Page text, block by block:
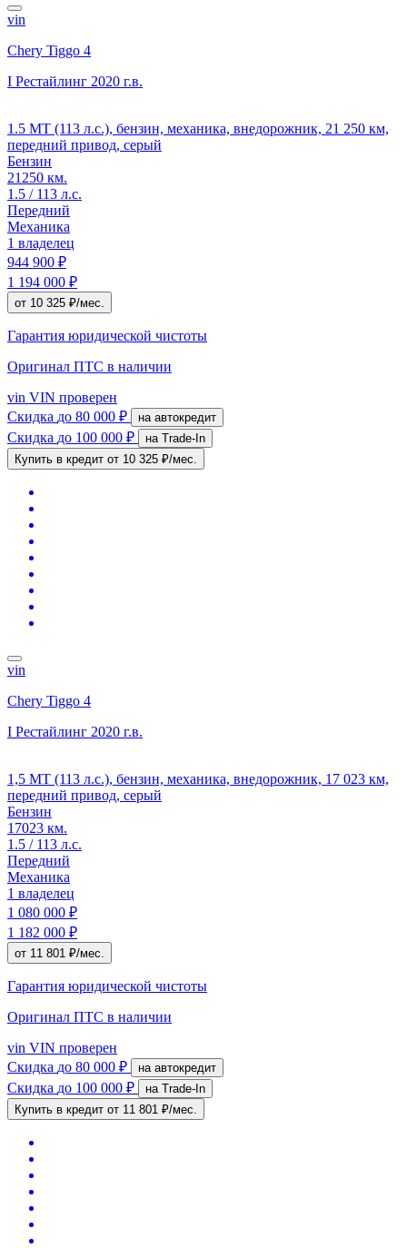
vin
Chery Tiggo 4
I Рестайлинг 2020 г.в.
1.5 MT (113 л.с.), бензин, механика, внедорожник, 21 250 км,
передний привод, серый
Бензин
21250 км.
1.5 / 113 л.с.
Передний
Механика
1 владелец
944 900 ₽
1 194 000 ₽
от 10 325 ₽/мес.
Гарантия юридической чистоты
Оригинал ПТС в наличии
vin VIN проверен
Скидка до 80 000 ₽ на автокредит
Скидка до 100 000 ₽
на Trade-In
Купить в кредит от 10 325 ₽/мес.
vin
Chery Tiggo 4
I Рестайлинг 2020 г.в.
1,5 MT (113 л.с.), бензин, механика, внедорожник, 17 023 км,
передний привод, серый
Бензин
17023 км.
1.5 / 113 л.с.
Передний
Механика
1 владелец
1 080 000 ₽
1 182 000 ₽
от 11 801 ₽/мес.
Гарантия юридической чистоты
Оригинал ПТС в наличии
vin VIN проверен
Скидка до 80 000 ₽ на автокредит
Скидка до 100 000 ₽
на Trade-In
Купить в кредит от 11 801 ₽/мес.